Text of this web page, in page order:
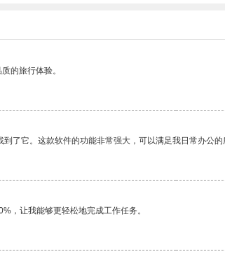
的旅行体验。
了它。这款软件的功能非常强大，可以满足我日常办公
，让我能够更轻松地完成工作任务。